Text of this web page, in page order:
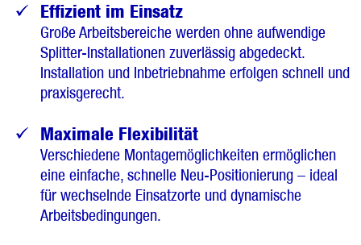
Effizient im Einsatz
Große Arbeitsbereiche werden ohne aufwendige
Splitter-Installationen zuverlässig abgedeckt.
Installation und Inbetriebnahme erfolgen schnell und
praxisgerecht.
Maximale Flexibilität
Verschiedene Montagemöglichkeiten ermöglichen
eine einfache, schnelle Neu-Positionierung – ideal
für wechselnde Einsatzorte und dynamische
Arbeitsbedingungen.